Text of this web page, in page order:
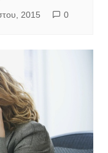
2015 0